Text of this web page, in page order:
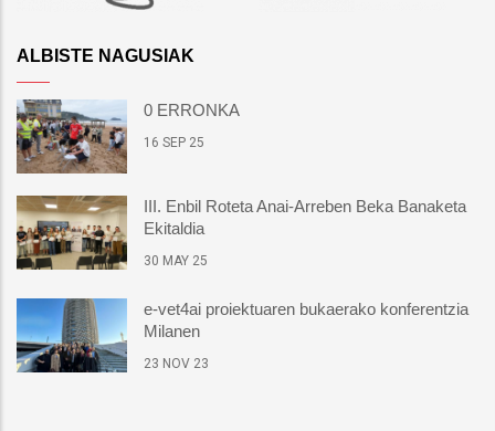
ALBISTE NAGUSIAK
0 ERRONKA
16 SEP 25
III. Enbil Roteta Anai-Arreben Beka Banaketa
Ekitaldia
30 MAY 25
e-vet4ai proiektuaren bukaerako konferentzia
Milanen
23 NOV 23